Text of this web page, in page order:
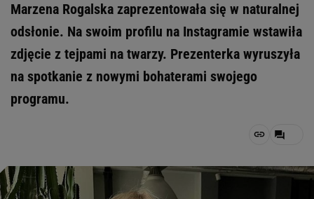
Marzena Rogalska zaprezentowała się w naturalnej
odsłonie. Na swoim profilu na Instagramie wstawiła
zdjęcie z tejpami na twarzy. Prezenterka wyruszyła
na spotkanie z nowymi bohaterami swojego
programu.